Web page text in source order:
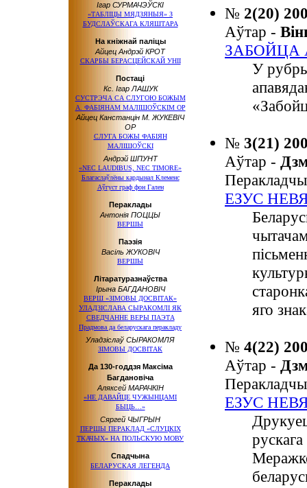
Ігар СУРМАЧЭЎСКІ
«ТАБЛІЦЫ МЯДЗЯНЫЯ» З
БУДСЛАЎСКАГА КЛЯШТАРА
На кніжнай паліцы
Айцец Андрэй КРОТ
СКАРБЫ БЕРАСЦЕЙСКАЙ УНІІ
Постаці
Кс. Ігар ЛАШУК
СУСТРЭЧА СА СЛУГОЮ БОЖЫМ
А. ФАБІЯНАМ МАЛІШОЎСКІМ OP
Айцец Канстанцін М. ЖУКЕВІЧ
OP
СЛУГА БОЖЫ ФАБІЯН
МАЛІШОЎСКІ
Андрэй ШПУНТ
«NEC LAUDIBUS, NEC TIMORE»
Благаслаўлёны кардынал Клеменс
Аўгуст граф фон Гален
Пераклады
Антонія ПОЦЦЫ
ВЕРШЫ
Паэзія
Васіль ЖУКОВІЧ
ВЕРШЫ
Літаратуразнаўства
Ірына БАГДАНОВІЧ
ВЕРШ «ЗІМОВЫ ДОСВІТАК»
УЛАДЗІСЛАВА СЫРАКОМЛІ ЯК
СВЕДЧАННЕ ВЕРЫ ПАЭТА
Прадмова да беларускага перакладу
Уладзіслаў СЫРАКОМЛЯ
ЗІМОВЫ ДОСВІТАК
Да 130-годдзя Максіма
Багдановіча
Аляксей МАРАЧКІН
«НЕ ДАВАЙЦЕ ЧУЖЫНЦАМІ
БЫЦЬ…»
Сяргей ЧЫГРЫН
ПЕРШЫ ПЕРАКЛАД «СЛУЦКІХ
ТКАЧЫХ» НА ПОЛЬСКУЮ МОВУ
Спадчына
БЕЛАРУСКАЯ ЛЕГЕНДА
Пераклады
№ 2(20)
Аўтар -
ЗАБОЙЦА
У
№ 3(21)
Аўтар -
ЕЗУС
яго
№ 4(22)
Аўтар -
ЕЗУС